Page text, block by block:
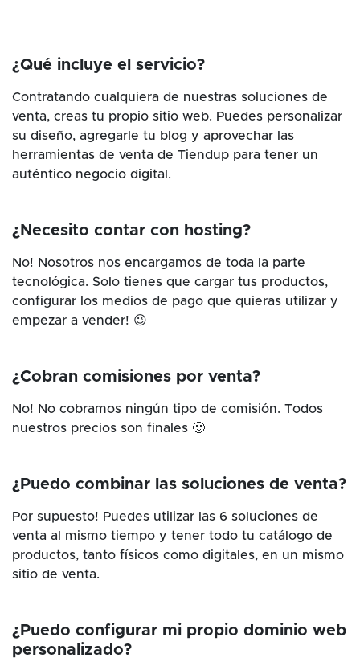
¿Qué incluye el servicio?
Contratando cualquiera de nuestras soluciones de
venta, creas tu propio sitio web. Puedes personalizar
su diseño, agregarle tu blog y aprovechar las
herramientas de venta de Tiendup para tener un
auténtico negocio digital.
¿Necesito contar con hosting?
No! Nosotros nos encargamos de toda la parte
tecnológica. Solo tienes que cargar tus productos,
configurar los medios de pago que quieras utilizar y
empezar a vender! 😉
¿Cobran comisiones por venta?
No! No cobramos ningún tipo de comisión. Todos
nuestros precios son finales 🙂
¿Puedo combinar las soluciones de venta?
Por supuesto! Puedes utilizar las 6 soluciones de
venta al mismo tiempo y tener todo tu catálogo de
productos, tanto físicos como digitales, en un mismo
sitio de venta.
¿Puedo configurar mi propio dominio web
personalizado?